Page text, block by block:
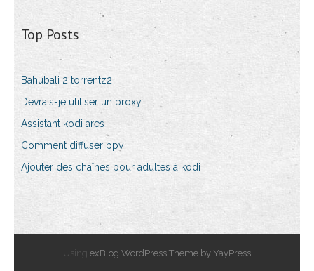
Top Posts
Bahubali 2 torrentz2
Devrais-je utiliser un proxy
Assistant kodi ares
Comment diffuser ppv
Ajouter des chaînes pour adultes à kodi
Using exBlog WordPress Theme by YayPress